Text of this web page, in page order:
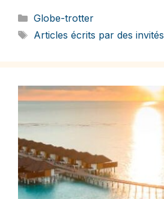
Catégories
Globe-trotter
Étiquettes
Articles écrits par des invités